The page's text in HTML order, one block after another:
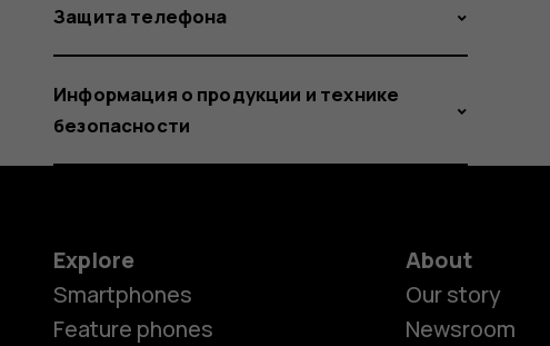
Защита телефона
Информация о продукции и технике
безопасности
Explore
Smartphones
Feature phones
About
Our story
Newsroom